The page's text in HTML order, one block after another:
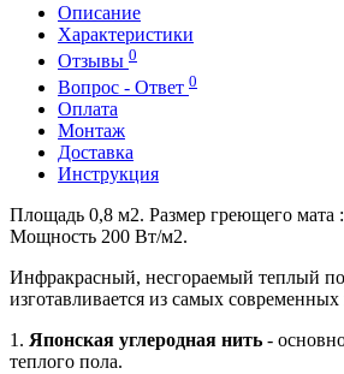
Описание
Характеристики
Отзывы 0
Вопрос - Ответ 0
Оплата
Монтаж
Доставка
Инструкция
Площадь 0,8 м2. Размер греющего мата
Мощность 200 Вт/м2.
Инфракрасный, несгораемый теплый
изготавливается из самых современных
1. Японская углеродная нить -
теплого пола.